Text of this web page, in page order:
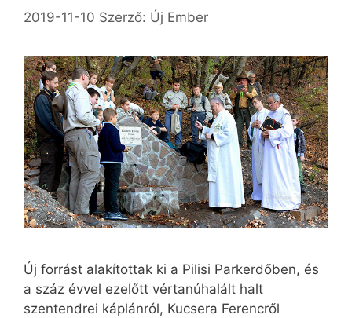
2019-11-10 Szerző: Új Ember
Új forrást alakítottak ki a Pilisi Parkerdőben, és
a száz évvel ezelőtt vértanúhalált halt
szentendrei káplánról, Kucsera Ferencről